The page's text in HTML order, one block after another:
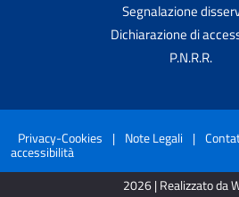
Segnalazione
Dichiarazione di
P.N.R.R.
Privacy-Cookies | Note Legali |
accessibilità
2026 | Realizzato da